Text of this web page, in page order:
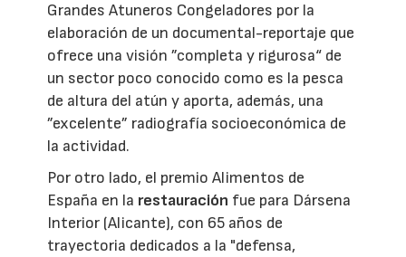
Grandes Atuneros Congeladores por la
elaboración de un documental-reportaje que
ofrece una visión ”completa y rigurosa“ de
un sector poco conocido como es la pesca
de altura del atún y aporta, además, una
”excelente” radiografía socioeconómica de
la actividad.
Por otro lado, el premio Alimentos de
España en la restauración fue para Dársena
Interior (Alicante), con 65 años de
trayectoria dedicados a la "defensa,